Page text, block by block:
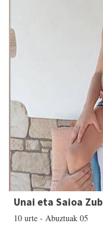
Unai eta Saioa
10 urte - Abuztuak 05